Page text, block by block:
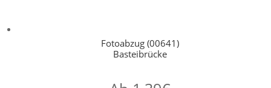
Fotoabzug (00641)
Basteibrücke